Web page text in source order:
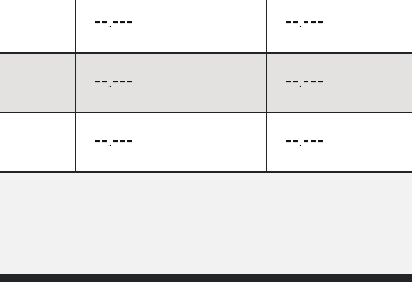
--.--- --.---
--.--- --.---
--.--- --.---